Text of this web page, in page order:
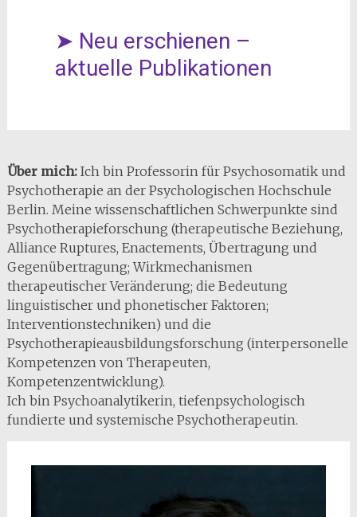
➤ Neu erschienen –
aktuelle Publikationen
Über mich:Ich bin Professorin für Psychosomatik und
Psychotherapie an der Psychologischen Hochschule
Berlin. Meine wissenschaftlichen Schwerpunkte sind
Psychotherapieforschung (therapeutische Beziehung,
Alliance Ruptures, Enactements, Übertragung und
Gegenübertragung; Wirkmechanismen
therapeutischer Veränderung; die Bedeutung
linguistischer und phonetischer Faktoren;
Interventionstechniken) und die
Psychotherapieausbildungsforschung (interpersonelle
Kompetenzen von Therapeuten,
Kompetenzentwicklung).
Ich bin Psychoanalytikerin, tiefenpsychologisch
fundierte und systemische Psychotherapeutin.